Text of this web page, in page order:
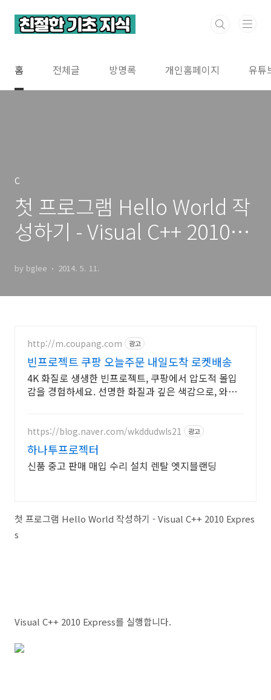
홈 전체글 방명록 개인홈페이지 유튜
C
첫 프로그램 Hello World 작
성하기 - Visual C++ 2010
by bglee 2014. 5. 11.
http://m.coupang.com 광고
빈프로젝트 쿠팡 오늘주문 내일도착 로켓배송
4K 화질로 생생한 빈프로젝트, 쿠팡에서 압도적 몰입
감을 경험하세요. 선명한 화질과 깊은 색감으로, 와우
https://blog.naver.com/wkddudwls21 광고
하나투프로젝터
신품 중고 판매 매입 수리 설치 렌탈 엣지블랜딩
첫 프로그램 Hello World 작성하기 - Visual C++ 2010 Expres
s
Visual C++ 2010 Express를 실행합니다.